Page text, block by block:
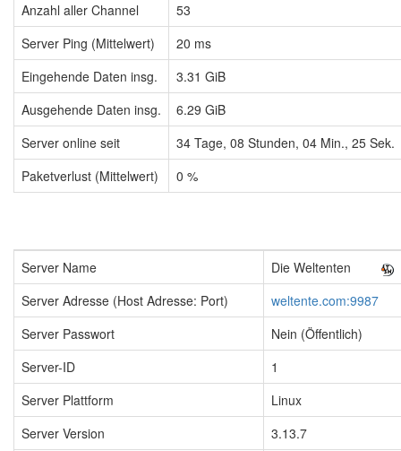
Anzahl aller Channel
53
Server Ping (Mittelwert)
20 ms
Eingehende Daten insg.
3.31 GiB
Ausgehende Daten insg.
6.29 GiB
Server online seit
34 Tage, 08 Stunden, 04 Min., 26 Sek.
Paketverlust (Mittelwert)
0 %
Server Name
Die Weltenten
Server Adresse (Host Adresse: Port)
weltente.com:9987
Server Passwort
Nein (Öffentlich)
Server-ID
1
Server Plattform
Linux
Server Version
3.13.7